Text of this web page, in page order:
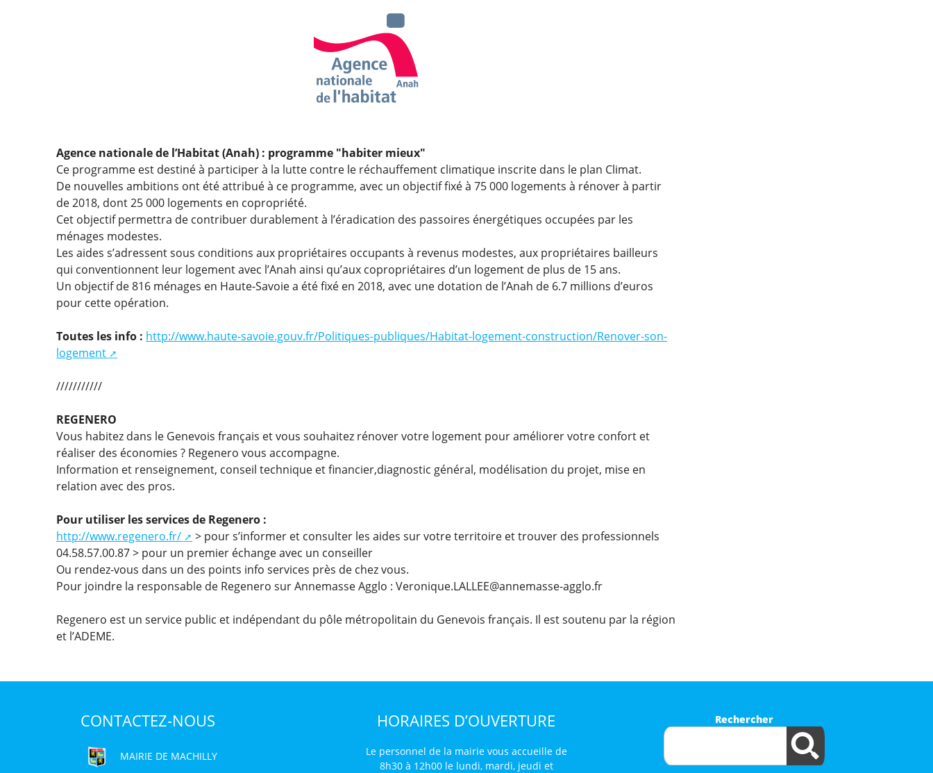
Agence nationale de l’Habitat (Anah) : programme "habiter mieux"
Ce programme est destiné à participer à la lutte contre le réchauffement climatique inscrite dans le plan Climat.
De nouvelles ambitions ont été attribué à ce programme, avec un objectif fixé à 75 000 logements à rénover à partir
de 2018, dont 25 000 logements en copropriété.
Cet objectif permettra de contribuer durablement à l’éradication des passoires énergétiques occupées par les
ménages modestes.
Les aides s’adressent sous conditions aux propriétaires occupants à revenus modestes, aux propriétaires bailleurs
qui conventionnent leur logement avec l’Anah ainsi qu’aux copropriétaires d’un logement de plus de 15 ans.
Un objectif de 816 ménages en Haute-Savoie a été fixé en 2018, avec une dotation de l’Anah de 6.7 millions d’euros
pour cette opération.
Toutes les info : http://www.haute-savoie.gouv.fr/Politiques-publiques/Habitat-logement-construction/Renover-son-
logement
///////////
REGENERO
Vous habitez dans le Genevois français et vous souhaitez rénover votre logement pour améliorer votre confort et
réaliser des économies ? Regenero vous accompagne.
Information et renseignement, conseil technique et financier,diagnostic général, modélisation du projet, mise en
relation avec des pros.
Pour utiliser les services de Regenero :
http://www.regenero.fr/
> pour s’informer et consulter les aides sur votre territoire et trouver des professionnels
04.58.57.00.87 > pour un premier échange avec un conseiller
Ou rendez-vous dans un des points info services près de chez vous.
Pour joindre la responsable de Regenero sur Annemasse Agglo : Veronique.LALLEE@annemasse-agglo.fr
Regenero est un service public et indépendant du pôle métropolitain du Genevois français. Il est soutenu par la région
et l’ADEME.
CONTACTEZ-NOUS
MAIRIE DE MACHILLY
HORAIRES D’OUVERTURE
Le personnel de la mairie vous accueille de
8h30 à 12h00 le lundi, mardi, jeudi et
Rechercher